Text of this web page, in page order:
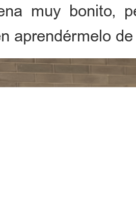
muy bonito,
aprendérmelo